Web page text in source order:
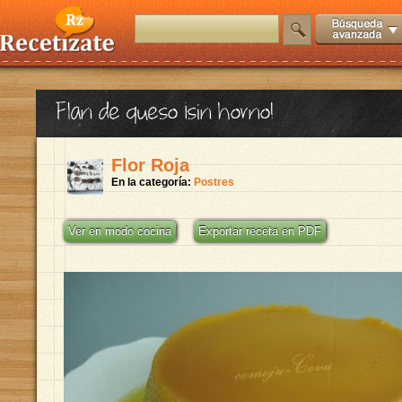
Flan de queso ¡sin horno!
Flor Roja
En la categoría: Postres
Ver en modo cocina Exportar receta en PDF